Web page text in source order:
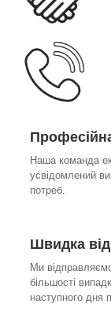
Наша команда
усвідомлений
потреб.
Швидка
Ми
більшості
наступного дня